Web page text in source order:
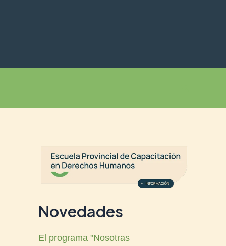
Novedades
El programa "Nosotras